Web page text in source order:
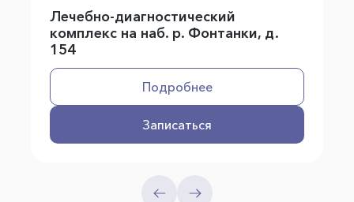
Лечебно-диагностический
комплекс на наб. р. Фонтанки, д.
154
Подробнее
Записаться